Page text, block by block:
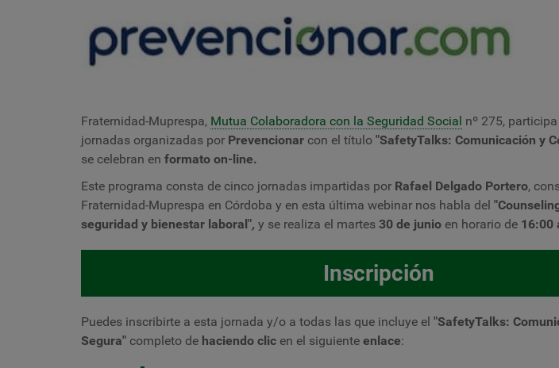
Fraternidad-Muprespa, Mutua Colaboradora con la Seguridad Social nº 275,
jornadas organizadas por Prevencionar con el título "SafetyTalks: Comunicación y
se celebran en formato on-line.
Este programa consta de cinco jornadas impartidas por Rafael Delgado Portero,
Fraternidad-Muprespa en Córdoba y en esta última webinar nos habla del "
seguridad y bienestar laboral", y se realiza el martes 30 de junio en horario de 16:00
Inscripción
Puedes inscribirte a esta jornada y/o a todas las que incluye el "SafetyTalks:
Segura" completo de haciendo clic en el siguiente enlace: